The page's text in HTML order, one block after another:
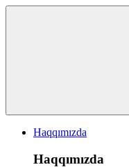
Haqqımızda
Haqqımızda